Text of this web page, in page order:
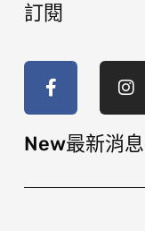
訂閱
c
o
-
s
g
r
m
New最新消息